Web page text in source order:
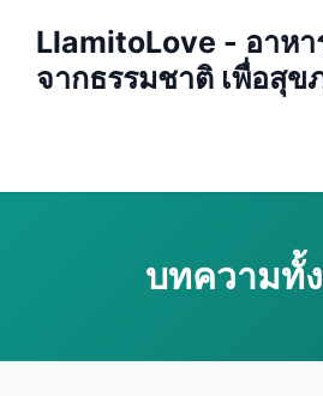
content
LlamitoLove - อาหา
จากธรรมชาติ เพื่อสุข